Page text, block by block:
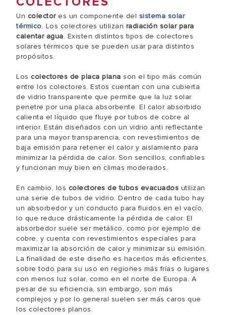
Un colectores un componente del sistema solar
térmico. Los colectores utilizan radiación solar para
calentar agua. Existen distintos tipos de colectores
solares térmicos que se pueden usar para distintos
propósitos.
Los colectores de placa plana son el tipo más común
entre los colectores. Estos cuentan con una cubierta
de vidrio transparente que permite que la luz solar
penetre por una placa absorbente. El calor absorbido
calienta el líquido que fluye por tubos de cobre al
interior. Están diseñados con un vidrio anti reflectante
para una mayor transparencia, con revestimientos de
baja emisión para retener el calor y aislamiento para
minimizar la pérdida de calor. Son sencillos, confiables
y funcionan muy bien en climas moderados.
En cambio, los colectores de tubos evacuados utilizan
una serie de tubos de vidrio. Dentro de cada tubo hay
un absorbedor y un conducto para fluidos en el vacío,
lo que reduce drásticamente la pérdida de calor. El
absorbedor suele ser metálico, como por ejemplo de
cobre, y cuenta con revestimientos especiales para
maximizar la absorción de calor y minimizar su emisión.
La finalidad de este diseño es hacerlos más eficientes,
sobre todo para su uso en regiones más frías o lugares
con menos luz solar, como en el norte de Europa. A
pesar de su eficiencia, sin embargo, son más
complejos y por lo general suelen ser más caros que
los colectores planos.